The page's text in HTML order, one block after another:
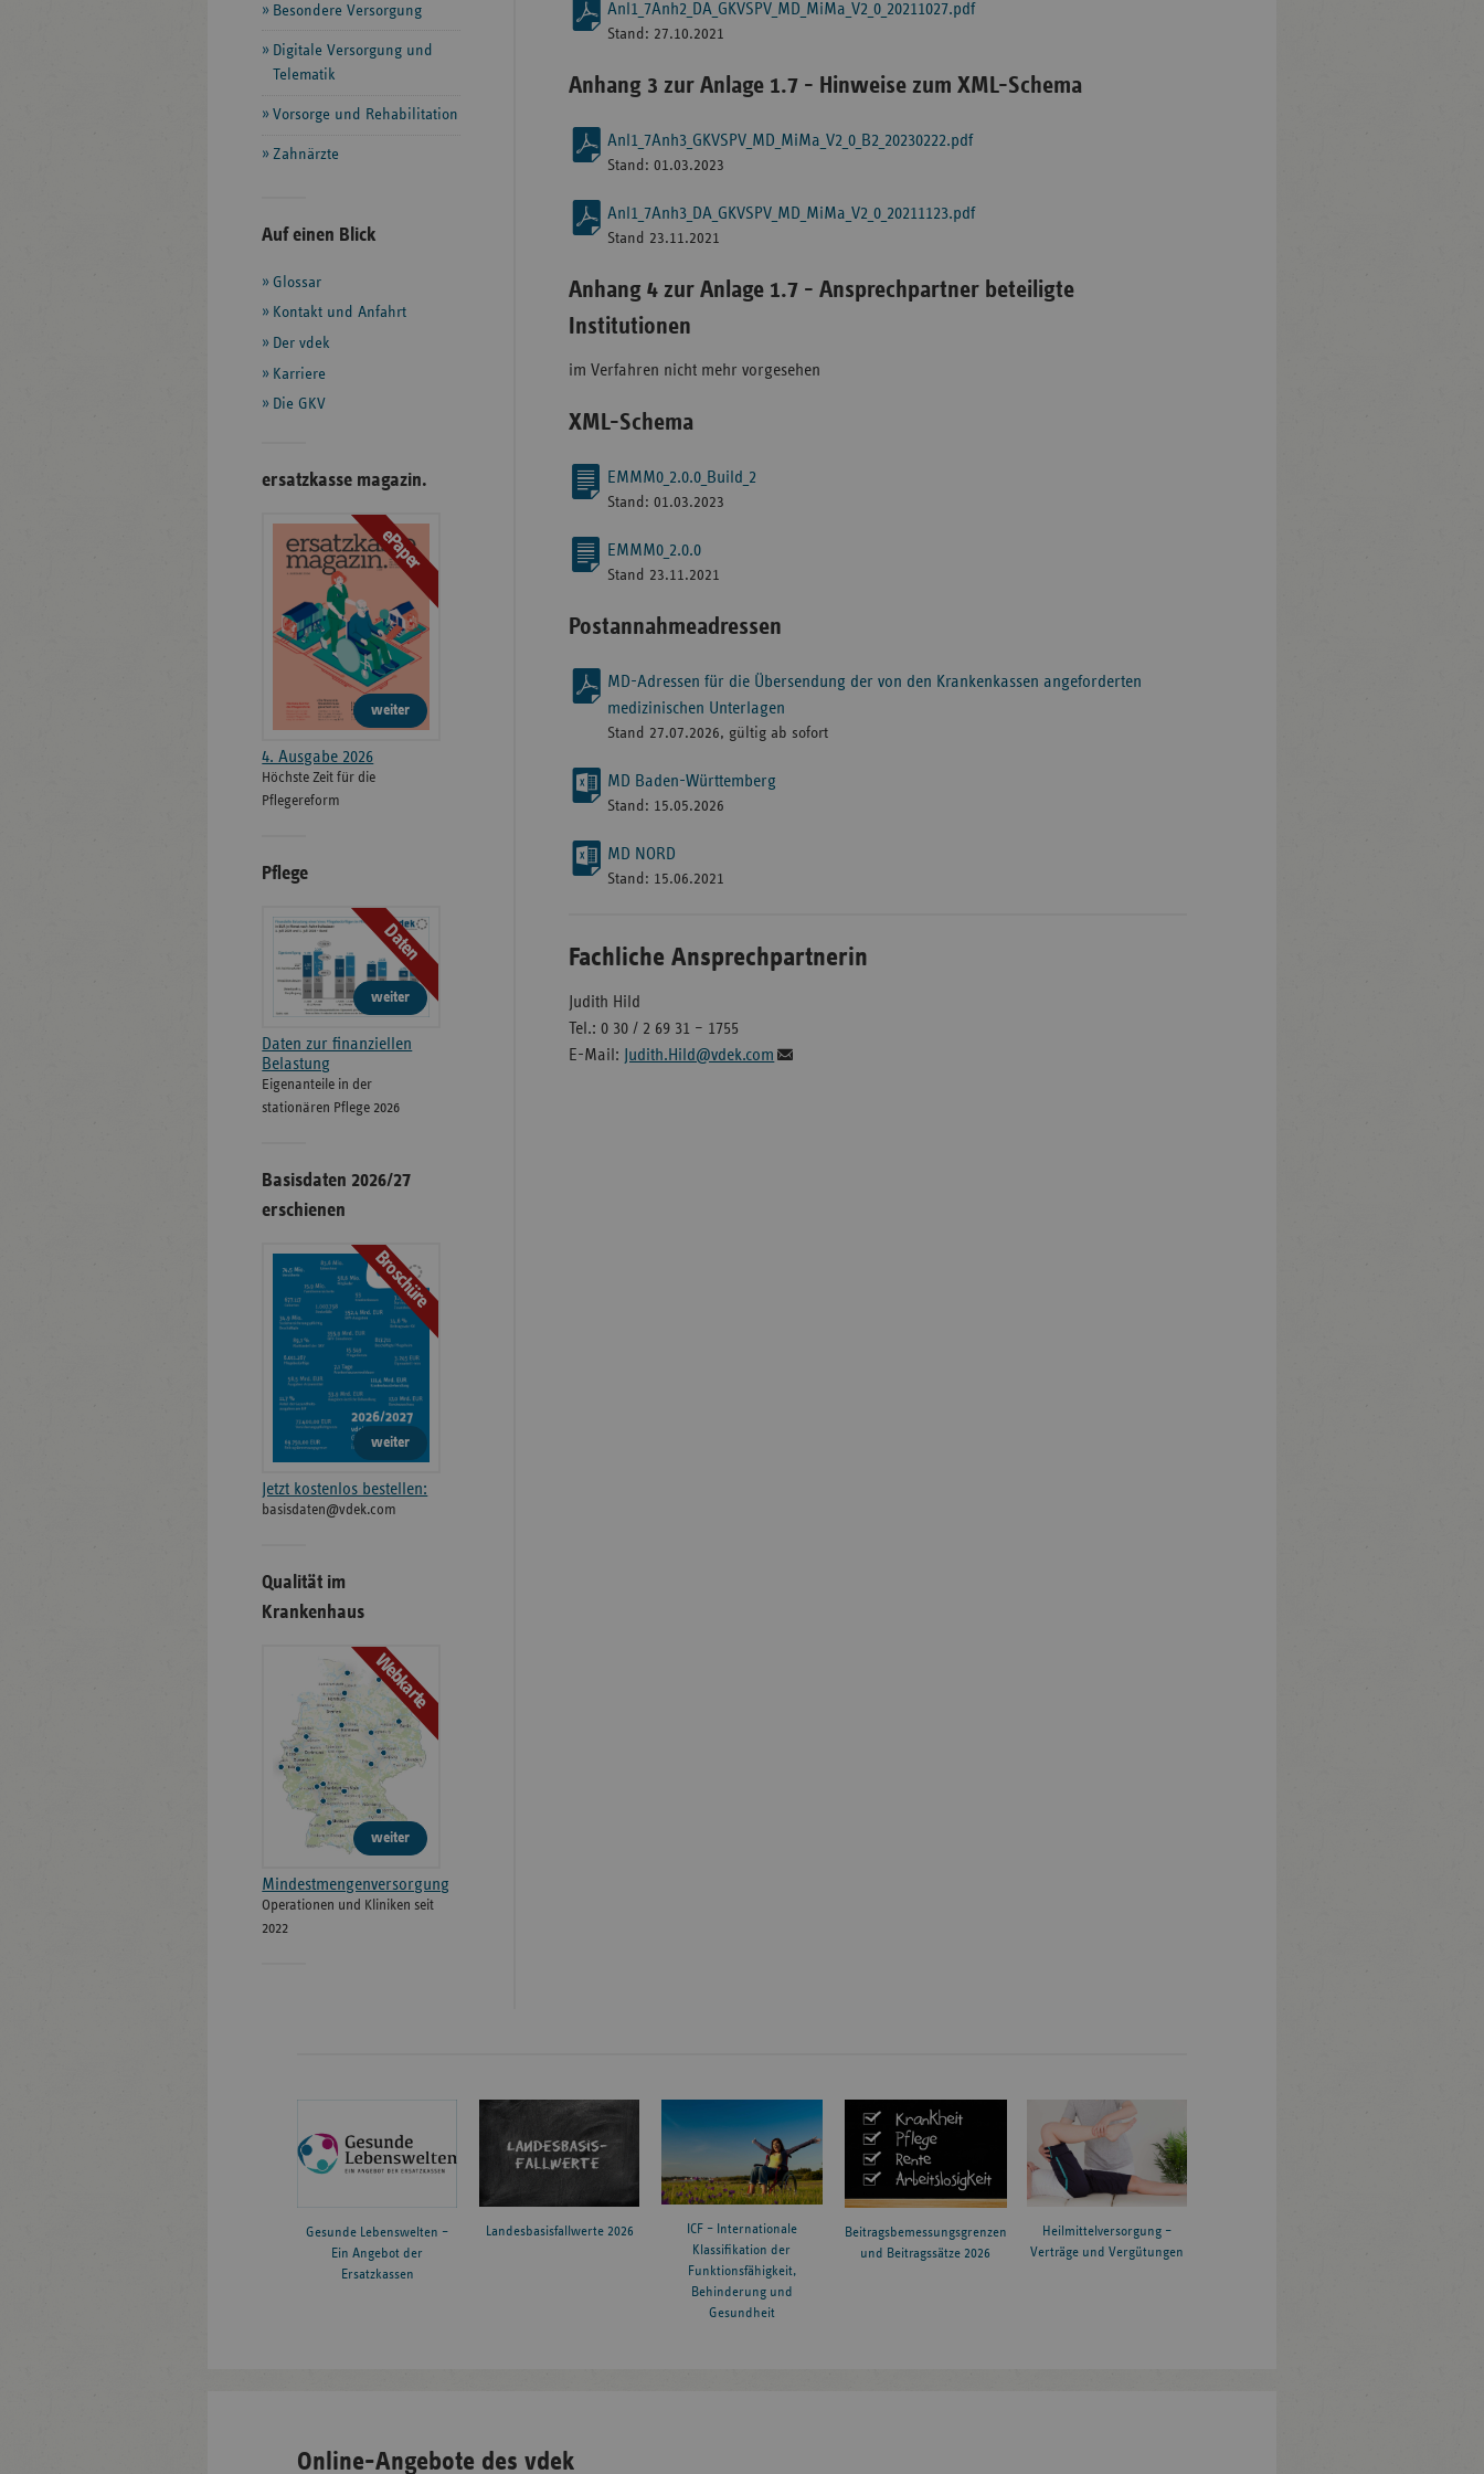
Anl1_7Anh2_DA_GKVSPV_MD_MiMa_V2_0_20211027.pdf
Stand: 27.10.2021
Anhang 3 zur Anlage 1.7 - Hinweise zum XML-Schema
Anl1_7Anh3_GKVSPV_MD_MiMa_V2_0_B2_20230222.pdf
Stand: 01.03.2023
Anl1_7Anh3_DA_GKVSPV_MD_MiMa_V2_0_20211123.pdf
Stand 23.11.2021
Anhang 4 zur Anlage 1.7 - Ansprechpartner beteiligte
Institutionen
im Verfahren nicht mehr vorgesehen
XML-Schema
EMMM0_2.0.0_Build_2
Stand: 01.03.2023
EMMM0_2.0.0
Stand 23.11.2021
Postannahmeadressen
MD-Adressen für die Übersendung der von den Krankenkassen angeforderten
medizinischen Unterlagen
Stand 27.07.2026, gültig ab sofort
MD Baden-Württemberg
Stand: 15.05.2026
MD NORD
Stand: 15.06.2021
Fachliche Ansprechpartnerin
Judith Hild
Tel.: 0 30 / 2 69 31 – 1755
E-Mail:
Judith.Hild@vdek.com
Besondere Versorgung
Digitale Versorgung und
Telematik
Vorsorge und Rehabilitation
Zahnärzte
Seitenleiste
weiteren
Informationen
Auf einen Blick
Glossar
Kontakt und Anfahrt
Der vdek
Karriere
Die GKV
ersatzkasse magazin.
ePaper
weiter
4. Ausgabe 2026
Höchste Zeit für die
Pflegereform
Pflege
Daten
weiter
Daten zur finanziellen
Belastung
Eigenanteile in der
stationären Pflege 2026
Basisdaten 2026/27
erschienen
Broschüre
weiter
Jetzt kostenlos bestellen:
basisdaten@vdek.com
Qualität im
Krankenhaus
Webkarte
weiter
Mindestmengenversorgung
Operationen und Kliniken seit
2022
Gesunde Lebenswelten –
Ein Angebot der
Ersatzkassen
Landesbasisfallwerte 2026
ICF – Internationale
Klassifikation der
Funktionsfähigkeit,
Behinderung und
Gesundheit
Beitragsbemessungsgrenzen
und Beitragssätze 2026
Heilmittelversorgung –
Verträge und Vergütungen
Online-Angebote des vdek